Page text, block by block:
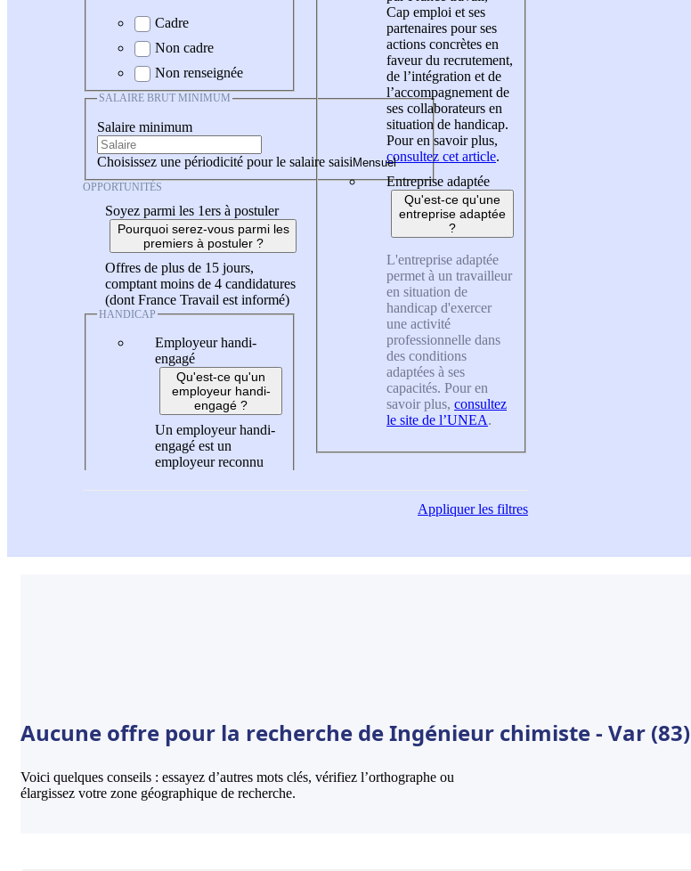
Cadre
Non cadre
Non renseignée
SALAIRE BRUT MINIMUM
Salaire minimum
Choisissez une périodicité pour le salaire saisi
OPPORTUNITÉS
Soyez parmi les 1ers à postuler
Pourquoi serez-vous parmi les
premiers à postuler ?
Offres de plus de 15 jours,
comptant moins de 4 candidatures
(dont France Travail est informé)
HANDICAP
Employeur handi-
engagé
Qu'est-ce qu'un
employeur handi-
engagé ?
Un employeur handi-
engagé est un
employeur reconnu
Cap emploi et ses
partenaires pour ses
actions concrètes en
faveur du recrutement,
de l’intégration et de
l’accompagnement de
ses collaborateurs en
situation de handicap.
Pour en savoir plus,
consultez cet article.
Entreprise adaptée
Qu'est-ce qu'une
entreprise adaptée
?
L'entreprise adaptée
permet à un travailleur
en situation de
handicap d'exercer
une activité
professionnelle dans
des conditions
adaptées à ses
capacités. Pour en
savoir plus, consultez
le site de l’UNEA.
Appliquerles filtres
Aucune offre pour la recherche de Ingénieur chimiste - Var (83)
Voici quelques conseils : essayez d’autres mots clés, vérifiez l’orthographe ou
élargissez votre zone géographique de recherche.